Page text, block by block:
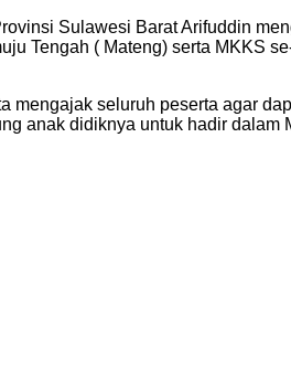
Sulawesi Barat Arifuddin
Tengah ( Mateng) serta MKKS
mengajak seluruh peserta agar
anak didiknya untuk hadir dalam